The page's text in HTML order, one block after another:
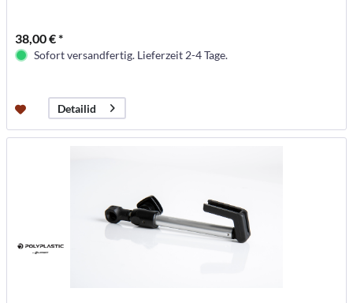
38,00 € *
Sofort versandfertig. Lieferzeit 2-4 Tage.
Detailid